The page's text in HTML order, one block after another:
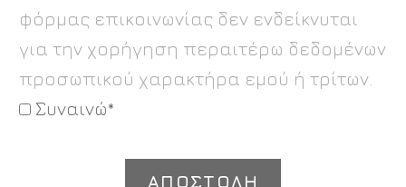
φόρμας επικοινωνίας δεν ενδείκνυται
για την χορήγηση περαιτέρω δεδομένων
προσωπικού χαρακτήρα εμού ή τρίτων.
Συναινώ*